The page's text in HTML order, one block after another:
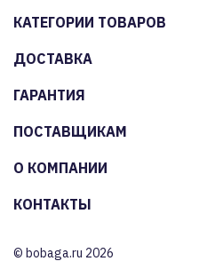
КАТЕГОРИИ ТОВАРОВ
ДОСТАВКА
ГАРАНТИЯ
ПОСТАВЩИКАМ
О КОМПАНИИ
КОНТАКТЫ
© bobaga.ru 2026